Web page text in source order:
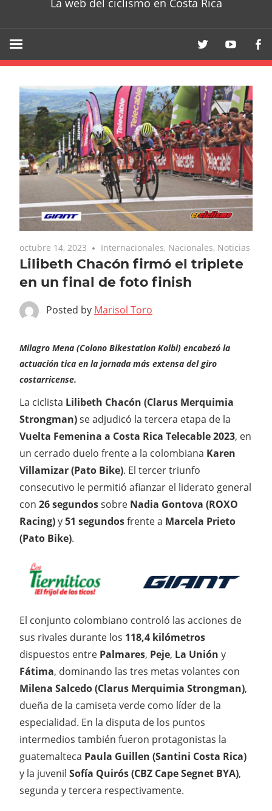
La web del ciclismo en Costa Rica
octubre 14, 2023 Internacionales, Nacionales, Noticias
Lilibeth Chacón firmó el triplete
en un final de foto finish
Posted by Marisol Toro
Milagro Mena (Colono Bikestation Kolbi) encabezó la
actuación tica en la jornada más extensa del giro
costarricense.
La ciclista Lilibeth Chacón (Clarus Merquimia
Strongman)se adjudicó la tercera etapa de la
Vuelta Femenina a Costa Rica Telecable 2023, en
un cerrado duelo frente a la colombiana Karen
Villamizar (Pato Bike). El tercer triunfo
consecutivo le permitió afianzar el liderato general
con 26 segundossobre Nadia Gontova (ROXO
Racing)y51 segundosfrente a Marcela Prieto
(Pato Bike).
El conjunto colombiano controló las acciones de
sus rivales durante los 118,4 kilómetros
dispuestos entre Palmares, Peje, La Unión y
Fátima, dominando las tres metas volantes con
Milena Salcedo (Clarus Merquimia Strongman),
dueña de la camiseta verde como líder de la
especialidad. En la disputa de los puntos
intermedios también fueron protagonistas la
guatemalteca Paula Guillen (Santini Costa Rica)
y la juvenil Sofía Quirós (CBZ Cape Segnet BYA),
segunda y tercera respectivamente.